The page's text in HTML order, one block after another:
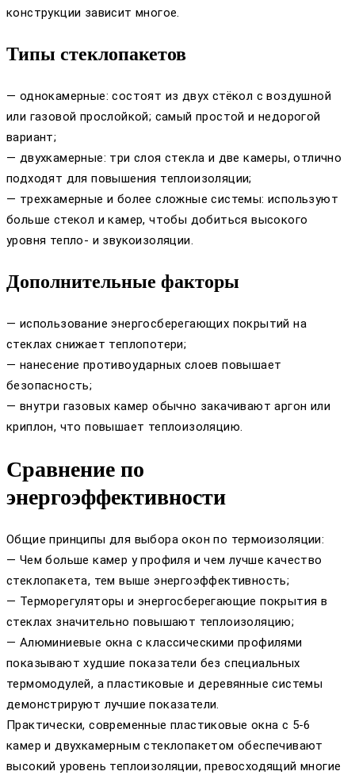
конструкции зависит многое.
Типы стеклопакетов
— однокамерные: состоят из двух стёкол с воздушной
или газовой прослойкой; самый простой и недорогой
вариант;
— двухкамерные: три слоя стекла и две камеры, отлично
подходят для повышения теплоизоляции;
— трехкамерные и более сложные системы: используют
больше стекол и камер, чтобы добиться высокого
уровня тепло- и звукоизоляции.
Дополнительные факторы
— использование энергосберегающих покрытий на
стеклах снижает теплопотери;
— нанесение противоударных слоев повышает
безопасность;
— внутри газовых камер обычно закачивают аргон или
криплон, что повышает теплоизоляцию.
Сравнение по
энергоэффективности
Общие принципы для выбора окон по термоизоляции:
— Чем больше камер у профиля и чем лучше качество
стеклопакета, тем выше энергоэффективность;
— Терморегуляторы и энергосберегающие покрытия в
стеклах значительно повышают теплоизоляцию;
— Алюминиевые окна с классическими профилями
показывают худшие показатели без специальных
термомодулей, а пластиковые и деревянные системы
демонстрируют лучшие показатели.
Практически, современные пластиковые окна с 5-6
камер и двухкамерным стеклопакетом обеспечивают
высокий уровень теплоизоляции, превосходящий многие